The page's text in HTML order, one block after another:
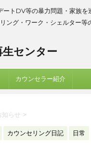
ートDV等の暴力問題・家族を
ング・ワーク・シェルター等
生センター
カウンセラー紹介
知らせ >
カウンセリング日記 日常